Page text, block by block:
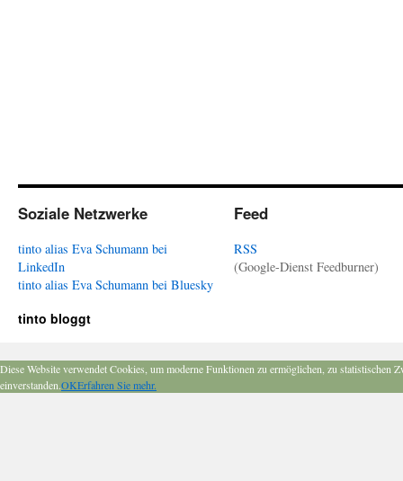
Soziale Netzwerke
tinto alias Eva Schumann bei
LinkedIn
tinto alias Eva Schumann bei Bluesky
Feed
RSS
(Google-Dienst Feedburner)
tinto bloggt
Diese Website verwendet Cookies, um moderne Funktionen zu ermöglichen, zu
einverstanden.OKErfahren Sie mehr.